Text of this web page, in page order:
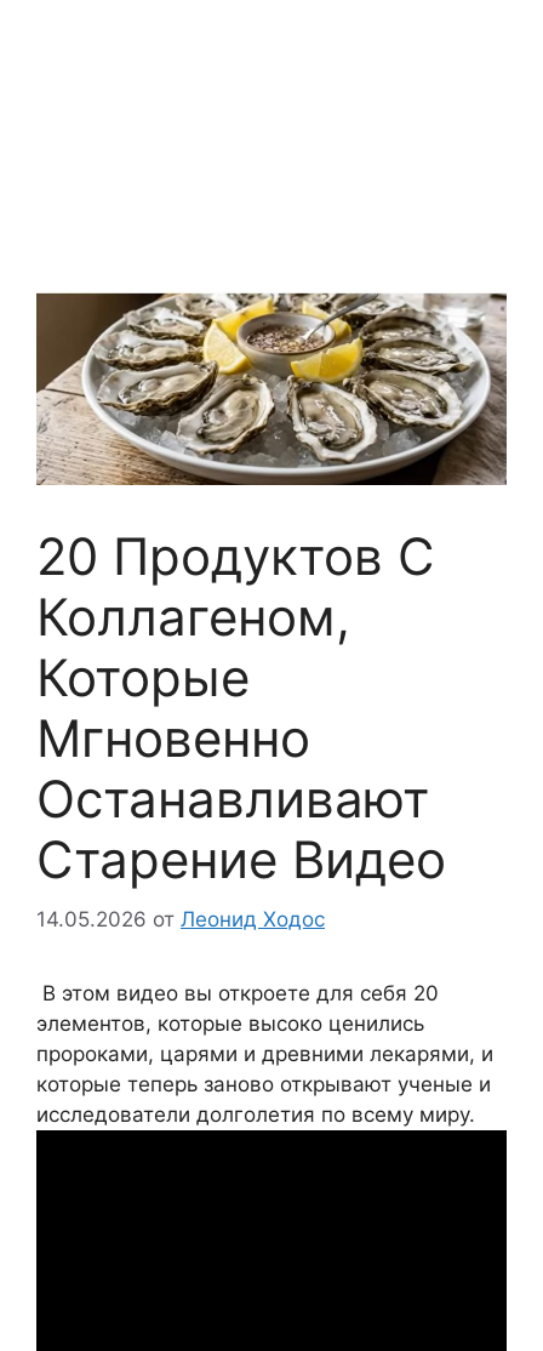
20 Продуктов С
Коллагеном,
Которые
Мгновенно
Останавливают
Старение Видео
14.05.2026 от Леонид Ходос
В этом видео вы откроете для себя 20
элементов, которые высоко ценились
пророками, царями и древними лекарями, и
которые теперь заново открывают ученые и
исследователи долголетия по всему миру.